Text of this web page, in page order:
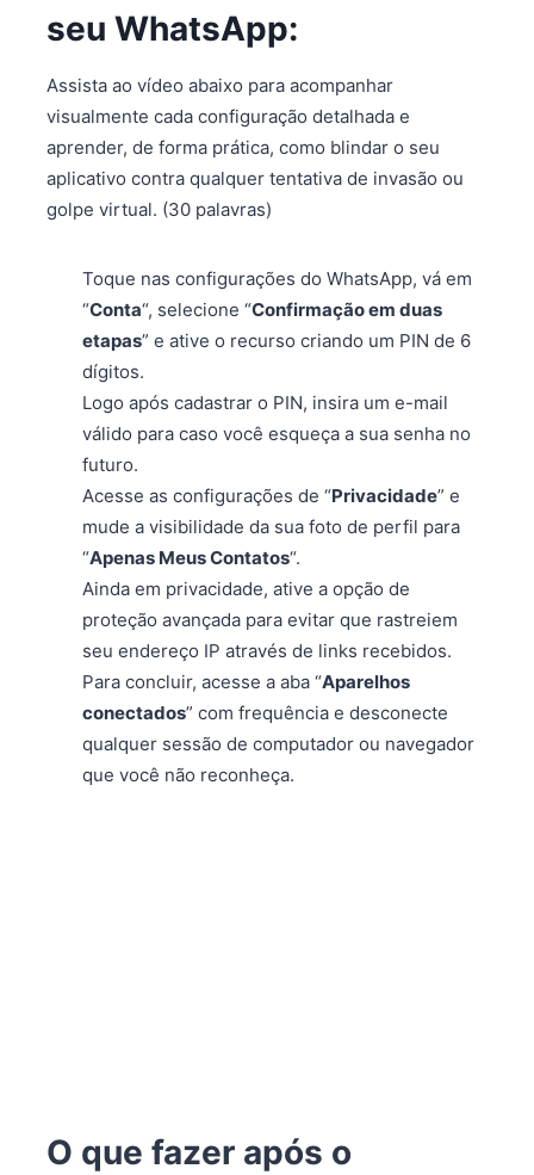
seu WhatsApp:
Assista ao vídeo abaixo para acompanhar
visualmente cada configuração detalhada e
aprender, de forma prática, como blindar o seu
aplicativo contra qualquer tentativa de invasão ou
golpe virtual. (30 palavras)
Toque nas configurações do WhatsApp, vá em
“Conta“, selecione “Confirmação em duas
etapas” e ative o recurso criando um PIN de 6
dígitos.
Logo após cadastrar o PIN, insira um e-mail
válido para caso você esqueça a sua senha no
futuro.
Acesse as configurações de “Privacidade” e
mude a visibilidade da sua foto de perfil para
“Apenas Meus Contatos“.
Ainda em privacidade, ative a opção de
proteção avançada para evitar que rastreiem
seu endereço IP através de links recebidos.
Para concluir, acesse a aba “Aparelhos
conectados” com frequência e desconecte
qualquer sessão de computador ou navegador
que você não reconheça.
O que fazer após o